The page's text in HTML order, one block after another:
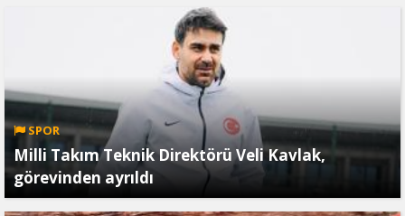
SPOR
Milli Takım Teknik Direktörü Veli Kavlak,
görevinden ayrıldı